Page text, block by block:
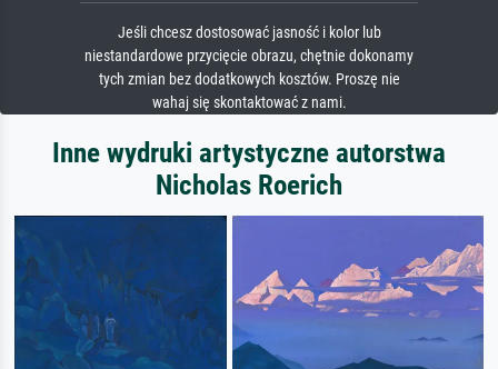
Jeśli chcesz dostosować jasność i kolor lub
niestandardowe przycięcie obrazu, chętnie dokonamy
tych zmian bez dodatkowych kosztów. Proszę nie
wahaj się skontaktować z nami.
Inne wydruki artystyczne autorstwa
Nicholas Roerich